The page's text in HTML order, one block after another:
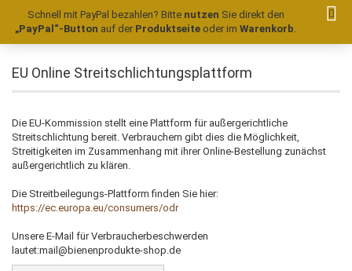
Schnell mit PayPal bezahlen? Bitte nutzen Sie direkt den
„PayPal“-Button auf der Produktseite oder im Warenkorb.
EU Online Streitschlichtungsplattform
Die EU-Kommission stellt eine Plattform für außergerichtliche
Streitschlichtung bereit. Verbrauchern gibt dies die Möglichkeit,
Streitigkeiten im Zusammenhang mit ihrer Online-Bestellung zunächst
außergerichtlich zu klären.
Die Streitbeilegungs-Plattform finden Sie hier:
https://ec.europa.eu/consumers/odr
Unsere E-Mail für Verbraucherbeschwerden
lautet:mail@bienenprodukte-shop.de